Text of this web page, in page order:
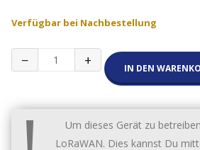
Verfügbar bei Nachbestellung
−
ERS
Umwelt
LoRaWAN
Sensor
+ IN DEN
Um dieses Gerät zu
LoRaWAN. Dies kannst Du